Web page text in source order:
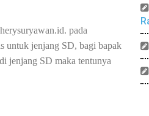
pada
untuk jenjang SD, bagi bapak
jenjang SD maka tentunya